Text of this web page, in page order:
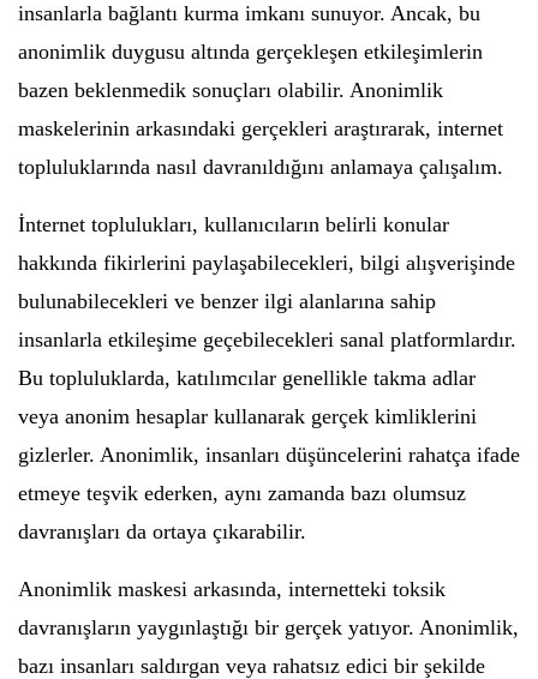
insanlarla bağlantı kurma imkanı sunuyor. Ancak, bu
anonimlik duygusu altında gerçekleşen etkileşimlerin
bazen beklenmedik sonuçları olabilir. Anonimlik
maskelerinin arkasındaki gerçekleri araştırarak, internet
topluluklarında nasıl davranıldığını anlamaya çalışalım.
İnternet toplulukları, kullanıcıların belirli konular
hakkında fikirlerini paylaşabilecekleri, bilgi alışverişinde
bulunabilecekleri ve benzer ilgi alanlarına sahip
insanlarla etkileşime geçebilecekleri sanal platformlardır.
Bu topluluklarda, katılımcılar genellikle takma adlar
veya anonim hesaplar kullanarak gerçek kimliklerini
gizlerler. Anonimlik, insanları düşüncelerini rahatça ifade
etmeye teşvik ederken, aynı zamanda bazı olumsuz
davranışları da ortaya çıkarabilir.
Anonimlik maskesi arkasında, internetteki toksik
davranışların yaygınlaştığı bir gerçek yatıyor. Anonimlik,
bazı insanları saldırgan veya rahatsız edici bir şekilde